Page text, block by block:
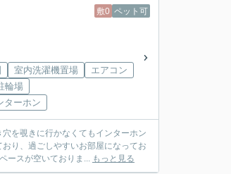
敷0 ペット可
室内洗濯機置場
エアコン
輪場
ターホン
を覗きに行かなくてもインターホン
り、過ごしやすいお部屋になってお
ースが空いておりま... もっと見る